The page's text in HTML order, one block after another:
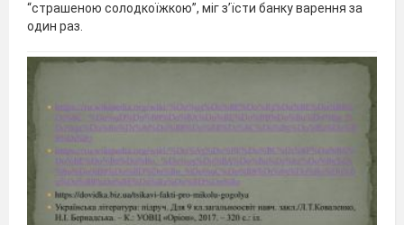
“страшеною солодкоїжкою”, міг з’їсти банку варення за
один раз.